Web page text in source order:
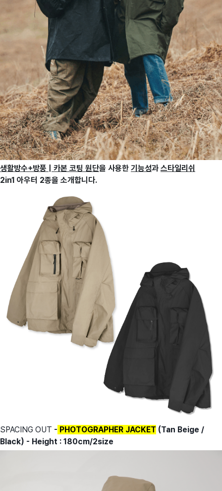
생활방수+방풍 | 카본 코팅 원단을 사용한 기능성과 스타일리쉬
2in1 아우터 2종을 소개합니다.
SPACING OUT - PHOTOGRAPHER JACKET (Tan Beige /
Black) - Height : 180cm/2size